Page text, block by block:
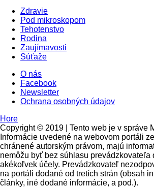
Zdravie
Pod mikroskopom
Tehotenstvo
Rodina
Zaujímavosti
Súťaže
O nás
Facebook
Newsletter
Ochrana osobných údajov
Hore
Copyright © 2019 | Tento web je v správe
Informácie uvedené na webovom portáli
chránené autorským právom, majú
nemôžu byť bez súhlasu prevádzkovateľa
akékoľvek účely. Prevádzkovateľ
na portáli dodané od tretích strán (obsah
články, iné dodané informácie, a pod.).